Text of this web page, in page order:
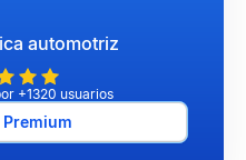
automotriz
+1320 usuarios